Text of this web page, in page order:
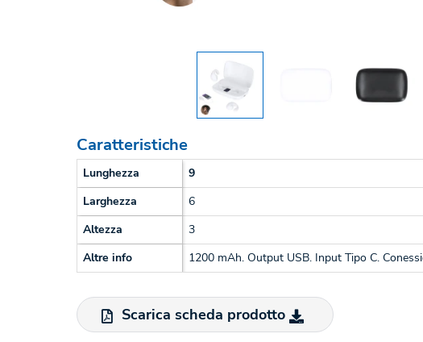
Caratteristiche
Lunghezza
9
Larghezza
6
Altezza
3
Altre info
1200 mAh. Output USB. Input Tipo C.
Scarica scheda prodotto